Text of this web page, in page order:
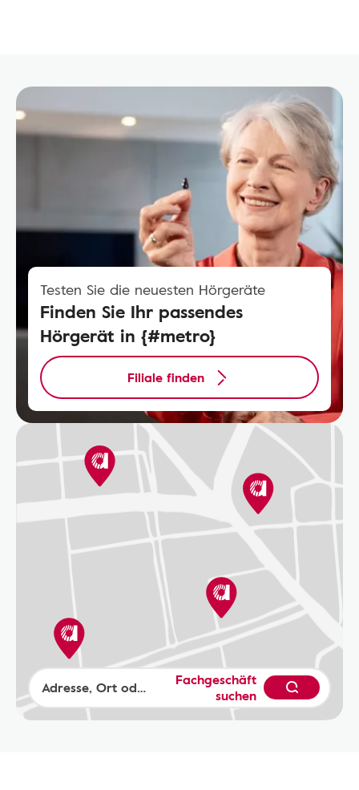
Testen Sie die neuesten Hörgeräte
Finden Sie Ihr passendes
Hörgerät in {#metro}
Filiale finden
Fachgeschäft
suchen